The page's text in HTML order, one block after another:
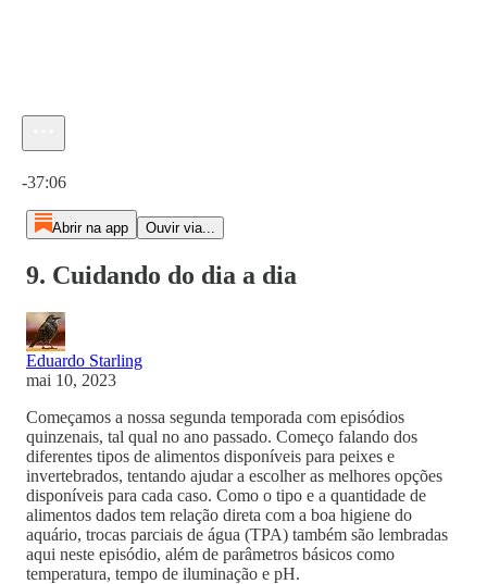
-37:06
Abrir na app Ouvir via...
9. Cuidando do dia a dia
Eduardo Starling
mai 10, 2023
Começamos a nossa segunda temporada com episódios
quinzenais, tal qual no ano passado. Começo falando dos
diferentes tipos de alimentos disponíveis para peixes e
invertebrados, tentando ajudar a escolher as melhores opções
disponíveis para cada caso. Como o tipo e a quantidade de
alimentos dados tem relação direta com a boa higiene do
aquário, trocas parciais de água (TPA) também são lembradas
aqui neste episódio, além de parâmetros básicos como
temperatura, tempo de iluminação e pH.